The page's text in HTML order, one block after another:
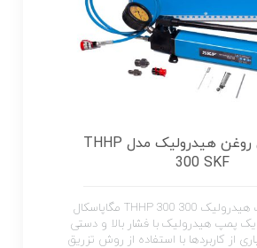
پمپ تزریق روغن هیدرولیک مدل THHP
300 SKF
THHP 300 پمپ هیدرولیک THHP 300 300 مگاپاسکال
SKF THHP 300 یک پمپ هیدرولیک با فشار بالا و دستی
از کاربردها با استفاده از روش تزریق